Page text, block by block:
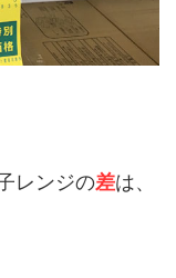
レンジの差は、